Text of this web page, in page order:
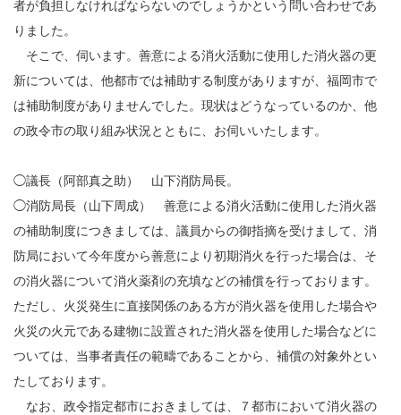
者が負担しなければならないのでしょうかという問い合わせであ
りました。
そこで、伺います。善意による消火活動に使用した消火器の更
新については、他都市では補助する制度がありますが、福岡市で
は補助制度がありませんでした。現状はどうなっているのか、他
の政令市の取り組み状況とともに、お伺いいたします。
◯議長（阿部真之助） 山下消防局長。
◯消防局長（山下周成） 善意による消火活動に使用した消火器
の補助制度につきましては、議員からの御指摘を受けまして、消
防局において今年度から善意により初期消火を行った場合は、そ
の消火器について消火薬剤の充填などの補償を行っております。
ただし、火災発生に直接関係のある方が消火器を使用した場合や
火災の火元である建物に設置された消火器を使用した場合などに
ついては、当事者責任の範疇であることから、補償の対象外とい
たしております。
なお、政令指定都市におきましては、７都市において消火器の